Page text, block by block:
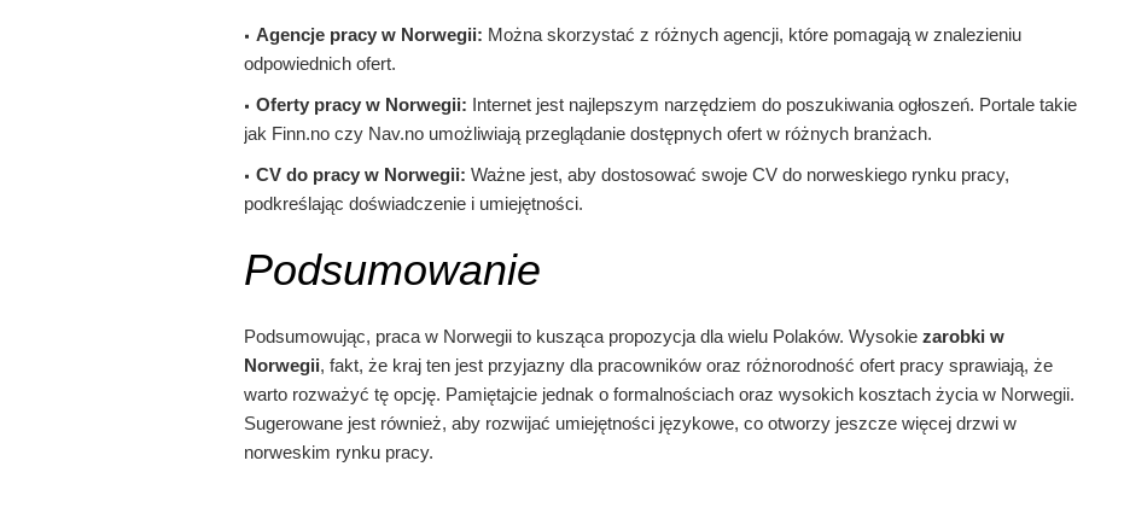
Agencje pracy w Norwegii: Można skorzystać z różnych agencji, które pomagają w znalezieniu
odpowiednich ofert.
Oferty pracy w Norwegii: Internet jest najlepszym narzędziem do poszukiwania ogłoszeń. Portale takie
jak Finn.no czy Nav.no umożliwiają przeglądanie dostępnych ofert w różnych branżach.
CV do pracy w Norwegii: Ważne jest, aby dostosować swoje CV do norweskiego rynku pracy,
podkreślając doświadczenie i umiejętności.
Podsumowanie
Podsumowując, praca w Norwegii to kusząca propozycja dla wielu Polaków. Wysokie zarobki w
Norwegii, fakt, że kraj ten jest przyjazny dla pracowników oraz różnorodność ofert pracy sprawiają, że
warto rozważyć tę opcję. Pamiętajcie jednak o formalnościach oraz wysokich kosztach życia w Norwegii.
Sugerowane jest również, aby rozwijać umiejętności językowe, co otworzy jeszcze więcej drzwi w
norweskim rynku pracy.